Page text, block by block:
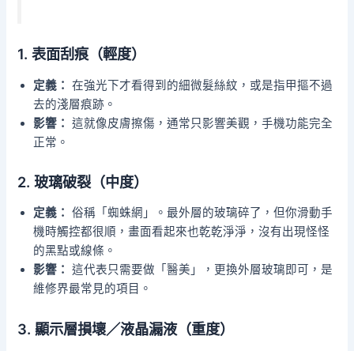
1. 表面刮痕（輕度）
定義： 在強光下才看得到的細微髮絲紋，或是指甲摳不過
去的淺層痕跡。
影響： 這就像皮膚擦傷，通常只影響美觀，手機功能完全
正常。
2. 玻璃破裂（中度）
定義： 俗稱「蜘蛛網」。最外層的玻璃碎了，但你滑動手
機時觸控都很順，畫面看起來也乾乾淨淨，沒有出現怪怪
的黑點或線條。
影響： 這代表只需要做「醫美」，更換外層玻璃即可，是
維修界最常見的項目。
3. 顯示層損壞／液晶漏液（重度）